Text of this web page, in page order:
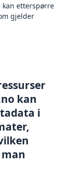
etterspørre
gjelder
kan
i